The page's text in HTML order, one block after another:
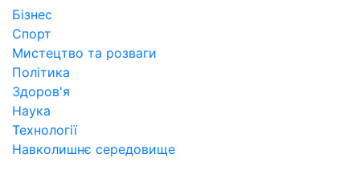
Бізнес
Спорт
Мистецтво та розваги
Політика
Здоров'я
Наука
Технології
Навколишнє середовище